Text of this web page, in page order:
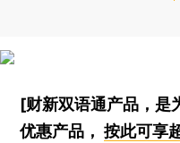
[财新双语通产品，是
优惠产品，按此可享